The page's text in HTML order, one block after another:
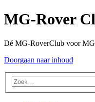
MG-Rover
Dé MG-RoverClub voor
Doorgaan naar inhoud